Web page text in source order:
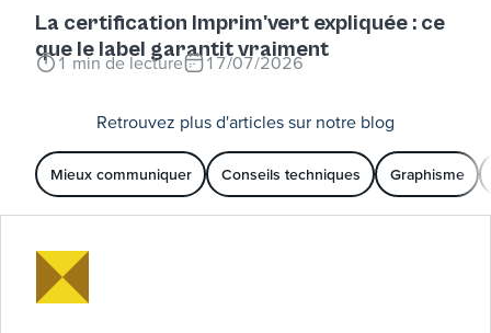
La certification Imprim'vert expliquée : ce
que le label garantit vraiment
1 min de lecture 17/07/2026
Retrouvez plus d'articles sur notre blog
Mieux communiquer Conseils techniques Graphisme